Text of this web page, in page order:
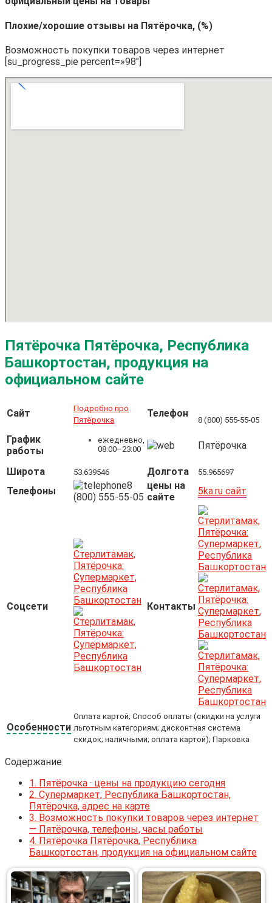
Плохие/хорошие отзывы на Пятёрочка, (%)
Возможность покупки товаров через интернет
[su_progress_pie percent=»98″]
Пятёрочка Пятёрочка, Республика
Башкортостан, продукция на
официальном сайте
Сайт
Подробно про
Пятёрочка
Телефон
8 (800) 555-55-05
График
работы
ежедневно,
08:00–23:00
Пятёрочка
Широта 53.639546 Долгота 55.965697
Телефоны
8
(800) 555-55-05
цены на
сайте
5ka.ru сайт
Соцсети Контакты
Особенности
Оплата картой; Способ оплаты (скидки на услуги
льготным категориям; дисконтная система
скидок; наличными; оплата картой); Парковка
Содержание
1. Пятёрочка · цены на продукцию сегодня
2. Супермаркет, Республика Башкортостан,
Пятёрочка, адрес на карте
3. Возможность покупки товаров через интернет
— Пятёрочка, телефоны, часы работы
4. Пятёрочка Пятёрочка, Республика
Башкортостан, продукция на официальном сайте